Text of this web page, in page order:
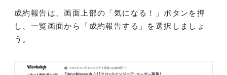
成約報告は、画面上部の「気になる！」ボタンを押
し、一覧画面から「成約報告する」を選択しましょ
う。